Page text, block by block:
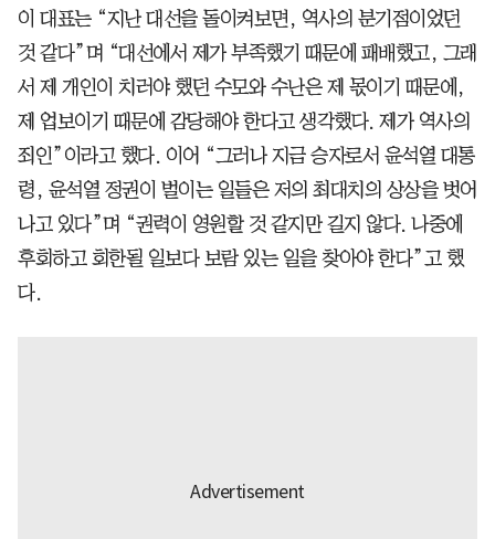
이 대표는 “지난 대선을 돌이켜보면, 역사의 분기점이었던
것 같다”며 “대선에서 제가 부족했기 때문에 패배했고, 그래
서 제 개인이 치러야 했던 수모와 수난은 제 몫이기 때문에,
제 업보이기 때문에 감당해야 한다고 생각했다. 제가 역사의
죄인”이라고 했다. 이어 “그러나 지금 승자로서 윤석열 대통
령, 윤석열 정권이 벌이는 일들은 저의 최대치의 상상을 벗어
나고 있다”며 “권력이 영원할 것 같지만 길지 않다. 나중에
후회하고 회한될 일보다 보람 있는 일을 찾아야 한다”고 했
다.